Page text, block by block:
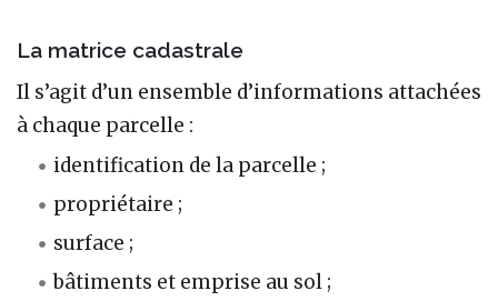
La matrice cadastrale
Il s’agit d’un ensemble d’informations attachées
à chaque parcelle :
identification de la parcelle ;
propriétaire ;
surface ;
bâtiments et emprise au sol ;